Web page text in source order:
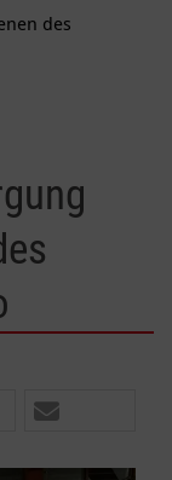
des